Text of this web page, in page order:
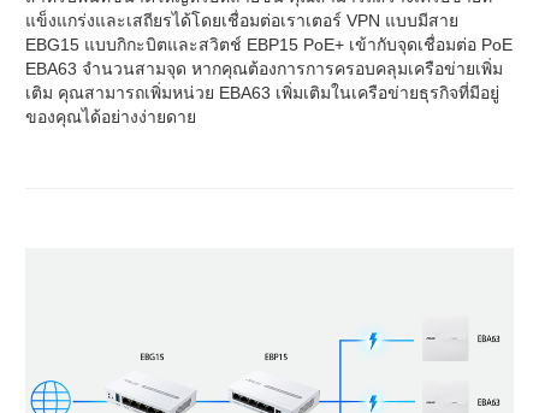
แข็งแกร่งและเสถียรได้โดยเชื่อมต่อเราเตอร์ VPN แบบมีสาย
EBG15 แบบกิกะบิตและสวิตช์ EBP15 PoE+ เข้ากับจุดเชื่อมต่อ PoE
EBA63 จำนวนสามจุด หากคุณต้องการการครอบคลุมเครือข่ายเพิ่ม
เติม คุณสามารถเพิ่มหน่วย EBA63 เพิ่มเติมในเครือข่ายธุรกิจที่มีอยู่
ของคุณได้อย่างง่ายดาย